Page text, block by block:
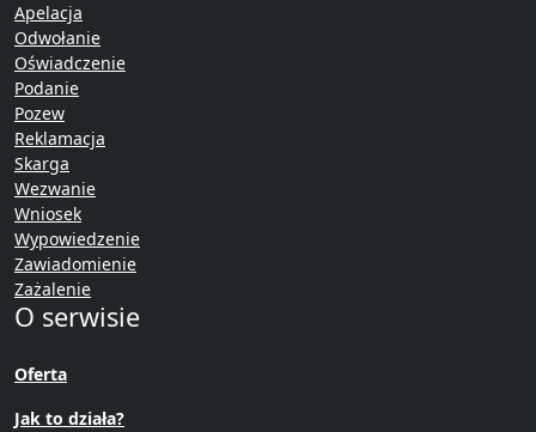
Apelacja
Odwołanie
Oświadczenie
Podanie
Pozew
Reklamacja
Skarga
Wezwanie
Wniosek
Wypowiedzenie
Zawiadomienie
Zażalenie
O serwisie
Oferta
Jak to działa?